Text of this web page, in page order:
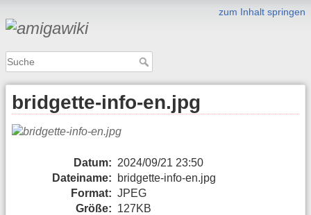
zum Inhalt springen
bridgette-info-en.jpg
Datum: 2024/09/21 23:50
Dateiname:
bridgette-info-en.jpg
Format: JPEG
Größe: 127KB